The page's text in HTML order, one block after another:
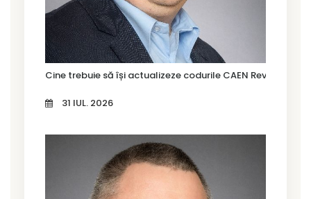
Cine trebuie să își actualizeze codurile CAEN Rev. 3 în
31 IUL. 2026